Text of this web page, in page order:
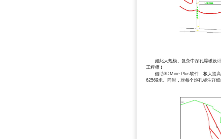
如此大规模、复杂中深孔爆破设计
工程师！
借助3DMine Plus软件，极大提高
62569米。同时，对每个炮孔标注详